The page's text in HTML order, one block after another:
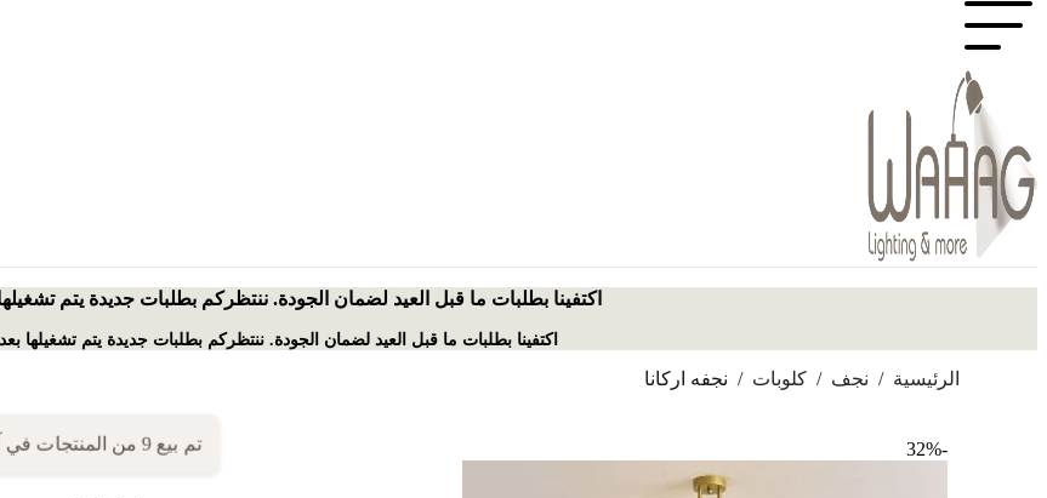
اكتفينا بطلبات ما قبل العيد لضمان الجودة. ننتظركم بطلبات جديدة يتم
اكتفينا بطلبات ما قبل العيد لضمان الجودة. ننتظركم بطلبات جديدة يتم تشغيلها
الرئيسية / نجف / كلوبات / نجفه اركانا
-32% تم بيع 9 من المنتجات في آخر ساعة واحدة!